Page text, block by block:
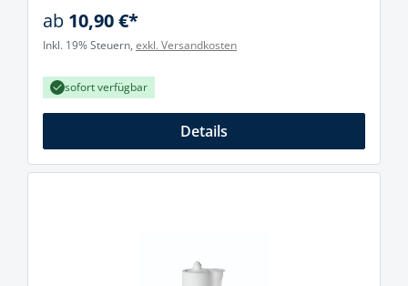
ab 10,90 €*
Inkl. 19% Steuern, exkl. Versandkosten
sofort verfügbar
Details